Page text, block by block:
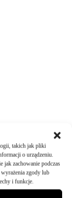
takich jak pliki
o urządzeniu.
jak zachowanie podczas
zgody lub
i funkcje.